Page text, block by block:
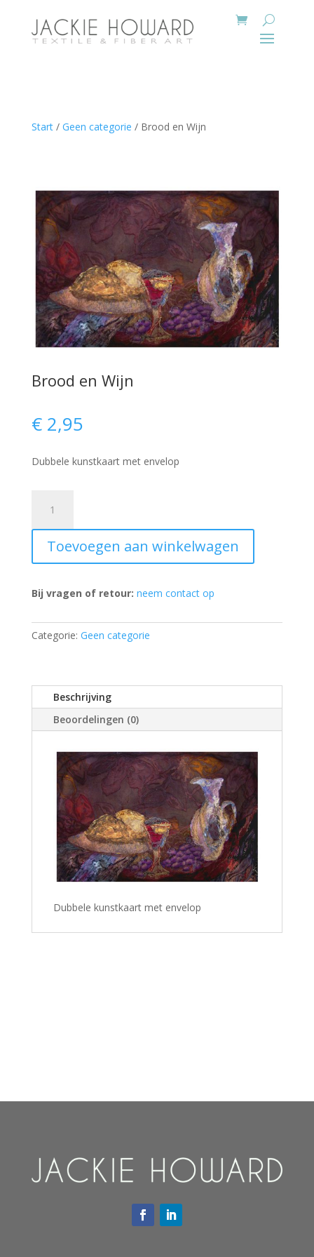
Start/ Geen categorie / Brood en Wijn
Brood en Wijn
€2,95
Dubbele kunstkaart met envelop
Wijn
aantalToevoegen aan winkelwagen
Bij vragen of retour: neem contact op
Categorie: Geen categorie
Beschrijving
Beoordelingen (0)
Dubbele kunstkaart met envelop